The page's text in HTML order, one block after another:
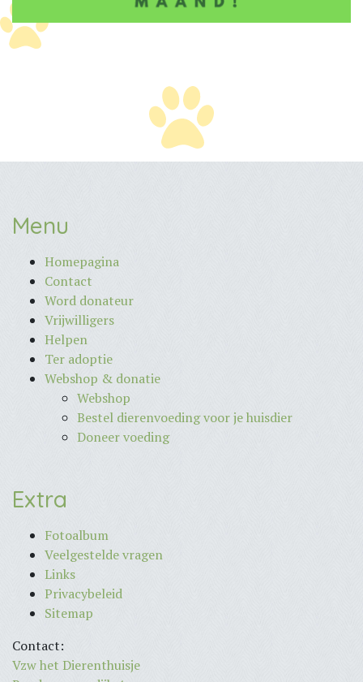
Menu
Homepagina
Contact
Word donateur
Vrijwilligers
Helpen
Ter adoptie
Webshop & donatie
Webshop
Bestel dierenvoeding voor je huisdier
Doneer voeding
Extra
Fotoalbum
Veelgestelde vragen
Links
Privacybeleid
Sitemap
Contact:
Vzw het Dierenthuisje